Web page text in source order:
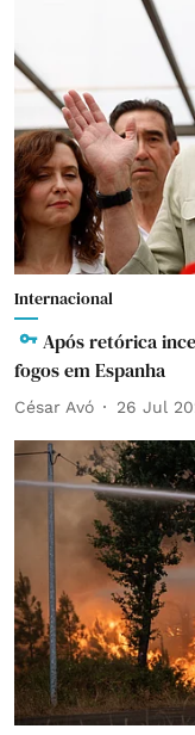
Internacional
Após retórica
fogos em Espanha
César Avó 26 Jul